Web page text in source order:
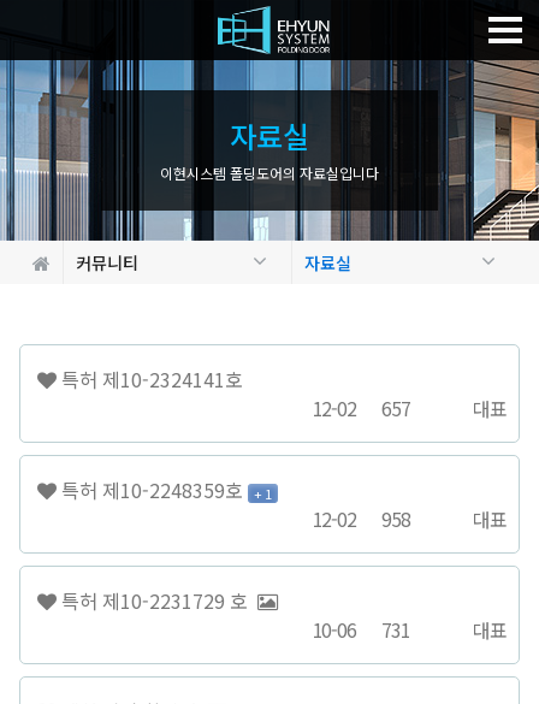
자료실
이현시스템 폴딩도어의 자료실입니다
커뮤니티 자료실
특허 제10-2324141호
대표
657
12-02
특허 제10-2248359호 + 1
대표
958
12-02
특허 제10-2231729 호
대표
731
10-06